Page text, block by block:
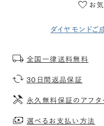
お
ダイヤモンド
全国一律送料無料
30日間返品保証
永久無料保証のアフタ
選べるお支払い方法